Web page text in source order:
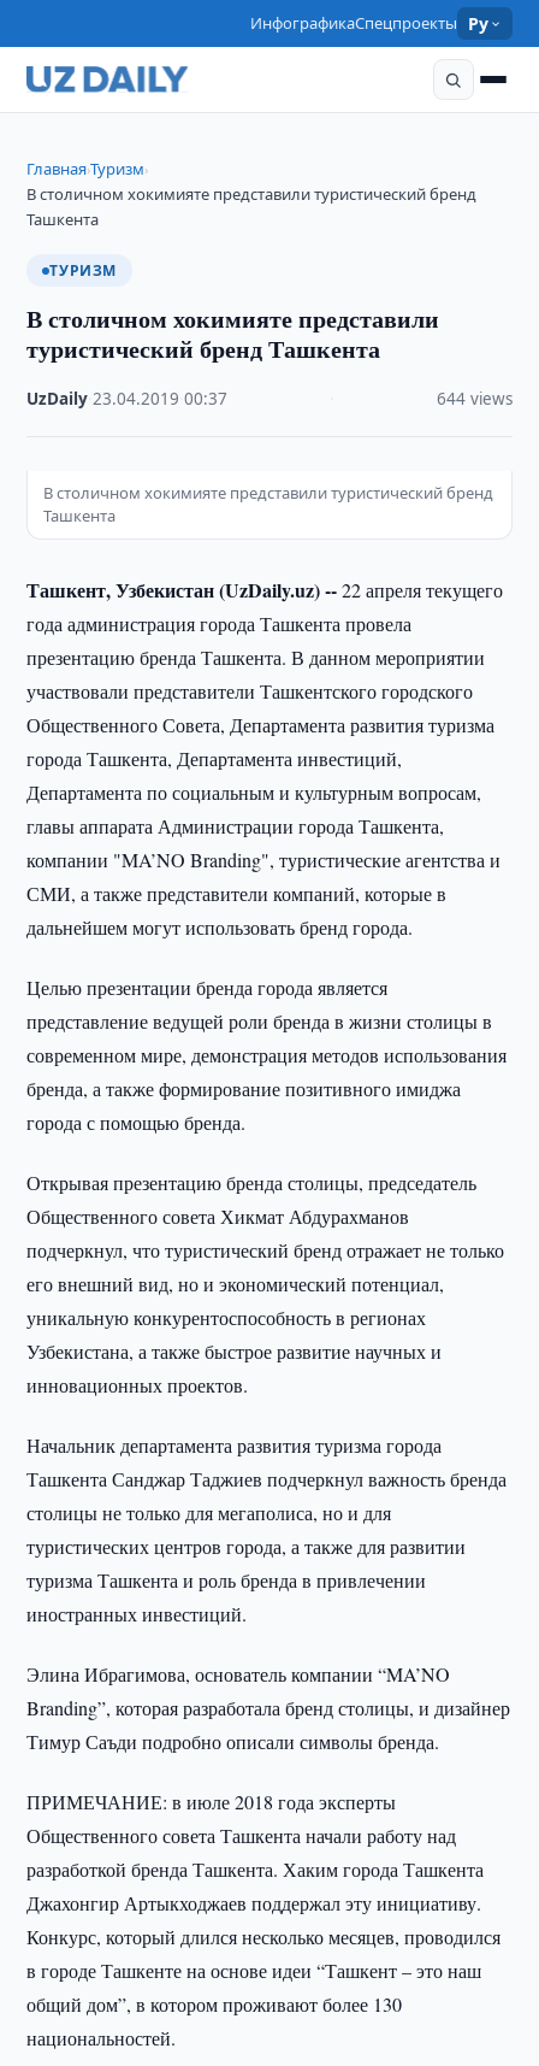
ИнфографикаСпецпроекты Ру
Главная›Туризм›
В столичном хокимияте представили туристический бренд
Ташкента
ТУРИЗМ
В столичном хокимияте представили
туристический бренд Ташкента
UzDaily ·23.04.2019 ·00:37 644 views
В столичном хокимияте представили туристический бренд
Ташкента
Ташкент, Узбекистан (UzDaily.uz) --22 апреля текущего
года администрация города Ташкента провела
презентацию бренда Ташкента. В данном мероприятии
участвовали представители Ташкентского городского
Общественного Совета, Департамента развития туризма
города Ташкента, Департамента инвестиций,
Департамента по социальным и культурным вопросам,
главы аппарата Администрации города Ташкента,
компании "MA’NO Branding", туристические агентства и
СМИ, а также представители компаний, которые в
дальнейшем могут использовать бренд города.
Целью презентации бренда города является
представление ведущей роли бренда в жизни столицы в
современном мире, демонстрация методов использования
бренда, а также формирование позитивного имиджа
города с помощью бренда.
Открывая презентацию бренда столицы, председатель
Общественного совета Хикмат Абдурахманов
подчеркнул, что туристический бренд отражает не только
его внешний вид, но и экономический потенциал,
уникальную конкурентоспособность в регионах
Узбекистана, а также быстрое развитие научных и
инновационных проектов.
Начальник департамента развития туризма города
Ташкента Санджар Таджиев подчеркнул важность бренда
столицы не только для мегаполиса, но и для
туристических центров города, а также для развитии
туризма Ташкента и роль бренда в привлечении
иностранных инвестиций.
Элина Ибрагимова, основатель компании “MA’NO
Branding”, которая разработала бренд столицы, и дизайнер
Тимур Саъди подробно описали символы бренда.
ПРИМЕЧАНИЕ: в июле 2018 года эксперты
Общественного совета Ташкента начали работу над
разработкой бренда Ташкента. Хаким города Ташкента
Джахонгир Артыкходжаев поддержал эту инициативу.
Конкурс, который длился несколько месяцев, проводился
в городе Ташкенте на основе идеи “Ташкент – это наш
общий дом”, в котором проживают более 130
национальностей.